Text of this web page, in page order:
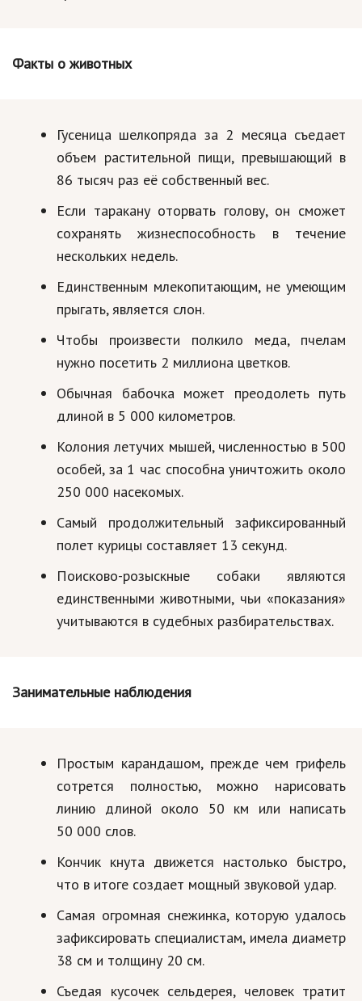
Факты о животных
Гусеница шелкопряда за 2 месяца съедает
объем растительной пищи, превышающий в
86 тысяч раз её собственный вес.
Если таракану оторвать голову, он сможет
сохранять жизнеспособность в течение
нескольких недель.
Единственным млекопитающим, не умеющим
прыгать, является слон.
Чтобы произвести полкило меда, пчелам
нужно посетить 2 миллиона цветков.
Обычная бабочка может преодолеть путь
длиной в 5 000 километров.
Колония летучих мышей, численностью в 500
особей, за 1 час способна уничтожить около
250 000 насекомых.
Самый продолжительный зафиксированный
полет курицы составляет 13 секунд.
Поисково-розыскные собаки являются
единственными животными, чьи «показания»
учитываются в судебных разбирательствах.
Занимательные наблюдения
Простым карандашом, прежде чем грифель
сотрется полностью, можно нарисовать
линию длиной около 50 км или написать
50 000 слов.
Кончик кнута движется настолько быстро,
что в итоге создает мощный звуковой удар.
Самая огромная снежинка, которую удалось
зафиксировать специалистам, имела диаметр
38 см и толщину 20 см.
Съедая кусочек сельдерея, человек тратит